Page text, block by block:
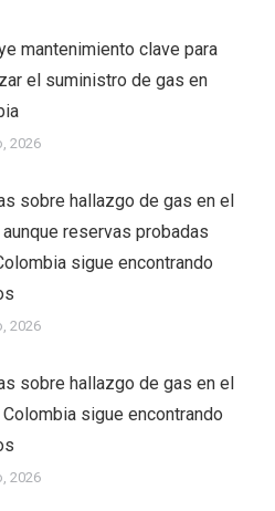
mantenimiento clave para
el suministro de gas en
2026
sobre hallazgo de gas en el
aunque reservas probadas
sigue encontrando
2026
sobre hallazgo de gas en el
Colombia sigue encontrando
2026